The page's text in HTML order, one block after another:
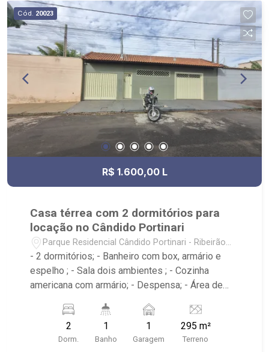
Cód. 20023
R$ 1.600,00 L
Casa térrea com 2 dormitórios para
locação no Cândido Portinari
Parque Residencial Cândido Portinari - Ribeirão
Preto/SP
- 2 dormitórios; - Banheiro com box, armário e
espelho ; - Sala dois ambientes ; - Cozinha
americana com armário; - Despensa; - Área de
Próximo A.P.Minelli de Souza Academia, DN
Panificadora e Mercearia, Alfa Suplementos
2
Dorm.
1
Banho
1
Garagem
295 m²
Terreno